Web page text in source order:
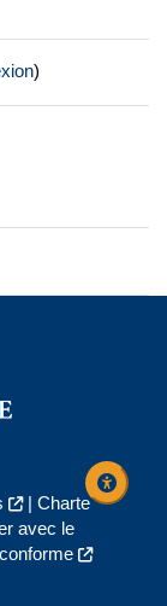
)
| Charte
avec le